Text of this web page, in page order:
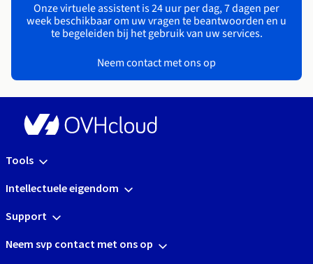
Onze virtuele assistent is 24 uur per dag, 7 dagen per
week beschikbaar om uw vragen te beantwoorden en u
te begeleiden bij het gebruik van uw services.
Neem contact met ons op
Tools
Intellectuele eigendom
Support
Neem svp contact met ons op